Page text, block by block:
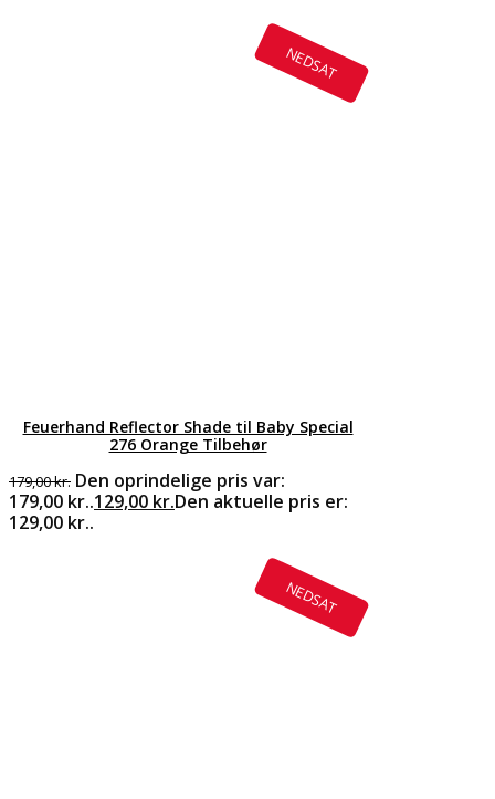
NEDSAT
Feuerhand Reflector Shade til Baby Special
276 Orange Tilbehør
179,00kr. Den oprindelige pris var:
179,00 kr..129,00 kr.Den aktuelle pris er:
129,00 kr..
NEDSAT